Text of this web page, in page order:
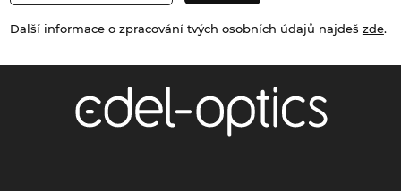
Další informace o zpracování tvých osobních údajů najdeš zde.